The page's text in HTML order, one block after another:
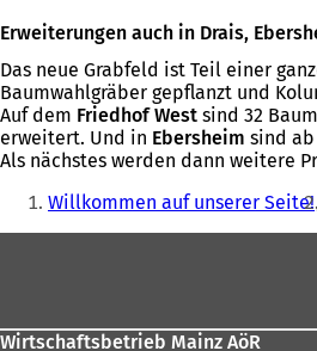
Erweiterungen auch in Drais,
Das neue Grabfeld ist Teil einer
Baumwahlgräber gepflanzt und
Auf dem Friedhof West sind 32
erweitert. Und in Ebersheim sind
Als nächstes werden dann weitere
Sie
befinden
Willkommen auf unserer Seite!
Wirtschaftsbetrieb Mainz AöR